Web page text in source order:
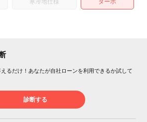
寒冷地仕様 ターボ
るだけ！あなたが自社ローンを利用できるか試して
診断する